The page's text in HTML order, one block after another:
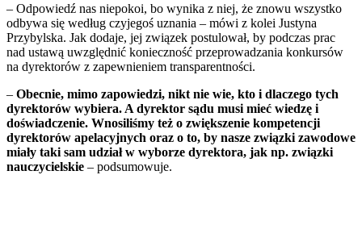
– Odpowiedź nas niepokoi, bo wynika z niej, że znowu wszystko
odbywa się według czyjegoś uznania – mówi z kolei Justyna
Przybylska. Jak dodaje, jej związek postulował, by podczas prac
nad ustawą uwzględnić konieczność przeprowadzania konkursów
na dyrektorów z zapewnieniem transparentności.
– Obecnie, mimo zapowiedzi, nikt nie wie, kto i dlaczego tych
dyrektorów wybiera. A dyrektor sądu musi mieć wiedzę i
doświadczenie. Wnosiliśmy też o zwiększenie kompetencji
dyrektorów apelacyjnych oraz o to, by nasze związki zawodowe
miały taki sam udział w wyborze dyrektora, jak np. związki
nauczycielskie – podsumowuje.